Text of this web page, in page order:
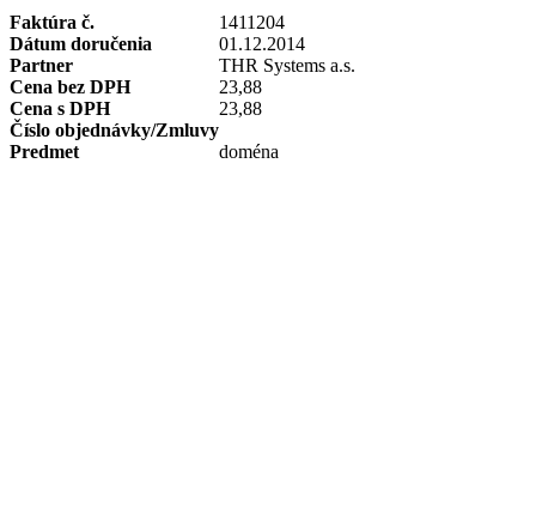
Faktúra č.
1411204
Dátum doručenia
01.12.2014
Partner
THR Systems a.s.
Cena bez DPH
23,88
Cena s DPH
23,88
Číslo objednávky/Zmluvy
Predmet
doména